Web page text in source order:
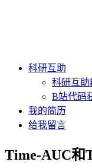
科研互助
科研互助
B站代码
我的简历
给我留言
Time-AUC和